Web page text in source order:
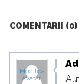
COMENTARII (0)
Modifica
avatar